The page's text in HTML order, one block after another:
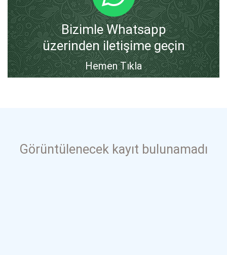
Bizimle Whatsapp
üzerinden iletişime geçin
Hemen Tıkla
Görüntülenecek kayıt bulunamadı